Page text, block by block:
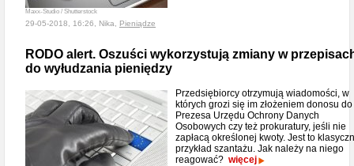
Maxx-Studio / Shutterstock
29-05-2018, 16:26, Nika, Pieniądze
RODO alert. Oszuści wykorzystują zmiany w
do wyłudzania pieniędzy
Przedsiębiorcy otrzymują wiadomości, w
których grozi się im złożeniem donosu do
Prezesa Urzędu Ochrony Danych
Osobowych czy też prokuratury, jeśli nie
zapłacą określonej kwoty. Jest to
przykład szantażu. Jak należy na niego
reagować? więcej